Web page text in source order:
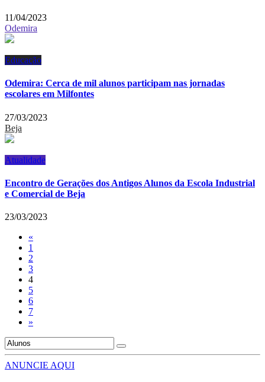
11/04/2023
Odemira
Educação
Odemira: Cerca de mil alunos participam nas jornadas
escolares em Milfontes
27/03/2023
Beja
Atualidade
Encontro de Gerações dos Antigos Alunos da Escola Industrial
e Comercial de Beja
23/03/2023
«
1
2
3
4
5
6
7
»
ANUNCIE AQUI